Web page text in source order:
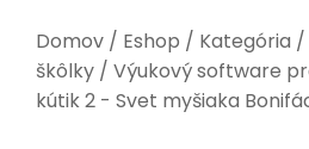
Domov / Eshop / Kategória /
škôlky / Výukový software
kútik 2 - Svet myšiaka